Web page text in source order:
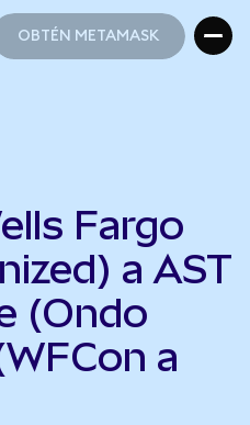
OBTÉN METAMASK
Fargo
a AST
(Ondo
a